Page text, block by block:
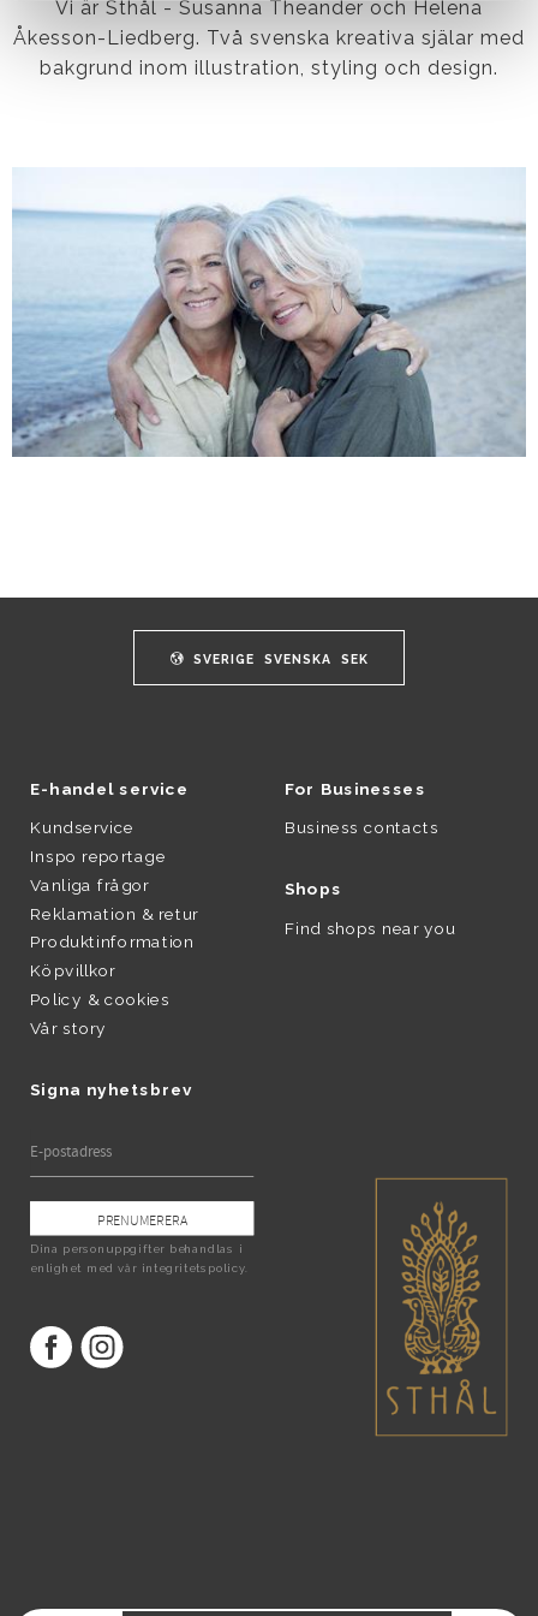
Vi är Sthål - Susanna Theander och Helena
Åkesson-Liedberg. Två svenska kreativa själar med
bakgrund inom illustration, styling och design.
SVERIGE SVENSKA SEK
E-handel service
Kundservice
Inspo reportage
Vanliga frågor
Reklamation & retur
Produktinformation
Köpvillkor
Policy & cookies
Vår story
Signa nyhetsbrev
PRENUMERERA
Dina personuppgifter behandlas i
enlighet med vår integritetspolicy.
For Businesses
Business contacts
Shops
Find shops near you